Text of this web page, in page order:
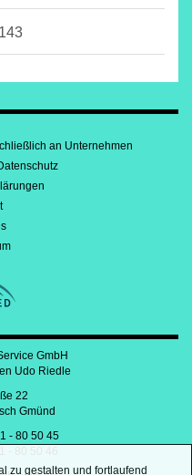
143
an Unternehmen
GmbH
Udo Riedle
22
Gmünd
- 80 50 45
zu gestalten und fortlaufend